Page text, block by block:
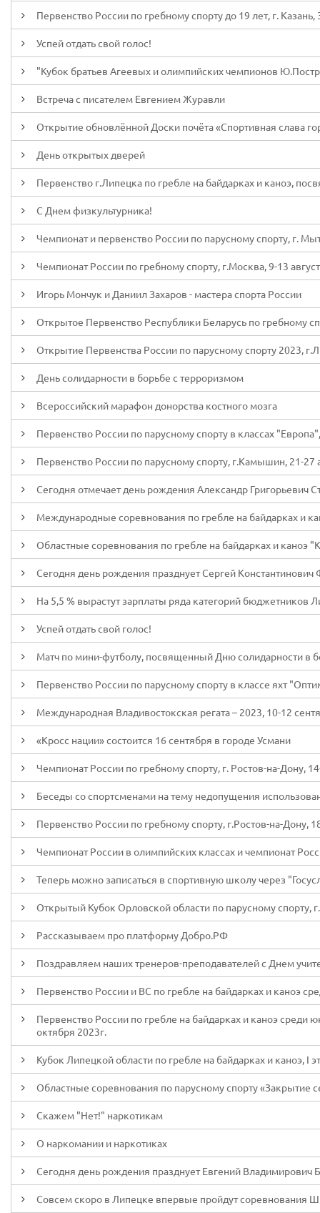
Первенство России по гребному спорту до 19 лет, г. Казань,
Успей отдать свой голос!
"Кубок братьев Агеевых и олимпийских чемпионов
Встреча с писателем Евгением Журавли
Открытие обновлённой Доски почёта «Спортивная слава
День открытых дверей
Первенство г.Липецка по гребле на байдарках и каноэ,
С Днем физкультурника!
Чемпионат и первенство России по парусному спорту, г.
Чемпионат России по гребному спорту, г.Москва, 9-13
Игорь Мончук и Даниил Захаров - мастера спорта России
Открытое Первенство Республики Беларусь по гребному
Открытие Первенства России по парусному спорту 2023,
День солидарности в борьбе с терроризмом
Всероссийский марафон донорства костного мозга
Первенство России по парусному спорту в классах
Первенство России по парусному спорту, г.Камышин, 21-27
Сегодня отмечает день рождения Александр Григорьевич
Международные соревнования по гребле на байдарках и
Областные соревнования по гребле на байдарках и каноэ
Сегодня день рождения празднует Сергей Константинович
На 5,5 % вырастут зарплаты ряда категорий бюджетников
Успей отдать свой голос!
Матч по мини-футболу, посвященный Дню солидарности в
Первенство России по парусному спорту в классе яхт
Международная Владивостокская регата – 2023, 10-12
«Кросс нации» состоится 16 сентября в городе Усмани
Чемпионат России по гребному спорту, г. Ростов-на-Дону,
Беседы со спортсменами на тему недопущения
Первенство России по гребному спорту, г.Ростов-на-Дону,
Чемпионат России в олимпийских классах и чемпионат
Теперь можно записаться в спортивную школу через
Открытый Кубок Орловской области по парусному спорту,
Рассказываем про платформу Добро.РФ
Поздравляем наших тренеров-преподавателей с Днем
Первенство России и ВС по гребле на байдарках и каноэ
Первенство России по гребле на байдарках и каноэ среди
октября 2023г.
Кубок Липецкой области по гребле на байдарках и каноэ, I
Областные соревнования по парусному спорту «Закрытие
Скажем "Нет!" наркотикам
О наркомании и наркотиках
Сегодня день рождения празднует Евгений Владимирович
Совсем скоро в Липецке впервые пройдут соревнования